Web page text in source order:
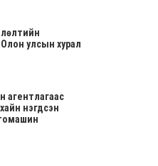
улсын хурал
агентлагаас
нэгдсэн